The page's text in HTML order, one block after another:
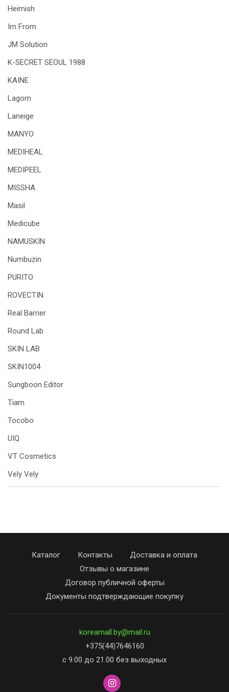
Heimish
Im From
JM Solution
K-SECRET SEOUL 1988
KAINE
Lagom
Laneige
MANYO
MEDIHEAL
MEDIPEEL
MISSHA
Masil
Medicube
NAMUSKIN
Numbuzin
PURITO
ROVECTIN
Real Barrier
Round Lab
SKIN LAB
SKIN1004
Sungboon Editor
Tiam
Tocobo
UIQ
VT Cosmetics
Vely Vely
Каталог Контакты
Доставка и оплата
Отзывы о магазине
Договор публичной оферты
Документы подтверждающие покупку
koreamall.by@mail.ru
+375(44)7646160
с 9.00 до 21.00 без выходных